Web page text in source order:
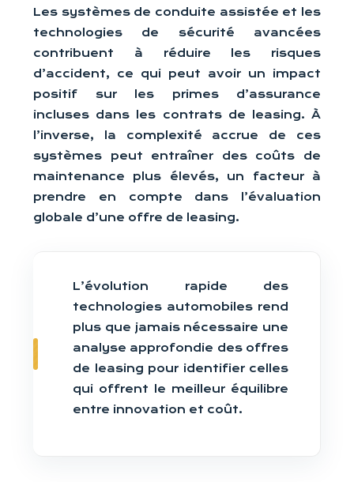
Les systèmes de conduite assistée et les
technologies de sécurité avancées
contribuent à réduire les risques
d’accident, ce qui peut avoir un impact
positif sur les primes d’assurance
incluses dans les contrats de leasing. À
l’inverse, la complexité accrue de ces
systèmes peut entraîner des coûts de
maintenance plus élevés, un facteur à
prendre en compte dans l’évaluation
globale d’une offre de leasing.
L’évolution rapide des
technologies automobiles rend
plus que jamais nécessaire une
analyse approfondie des offres
de leasing pour identifier celles
qui offrent le meilleur équilibre
entre innovation et coût.